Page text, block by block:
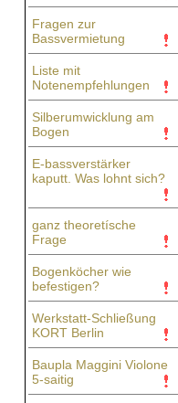
Fragen zur
Bassvermietung
Liste mit
Notenempfehlungen
Silberumwicklung am
Bogen
E-bassverstärker
kaputt. Was lohnt sich?
ganz theoretísche
Frage
Bogenköcher wie
befestigen?
Werkstatt-Schließung
KORT Berlin
Baupla Maggini Violone
5-saitig